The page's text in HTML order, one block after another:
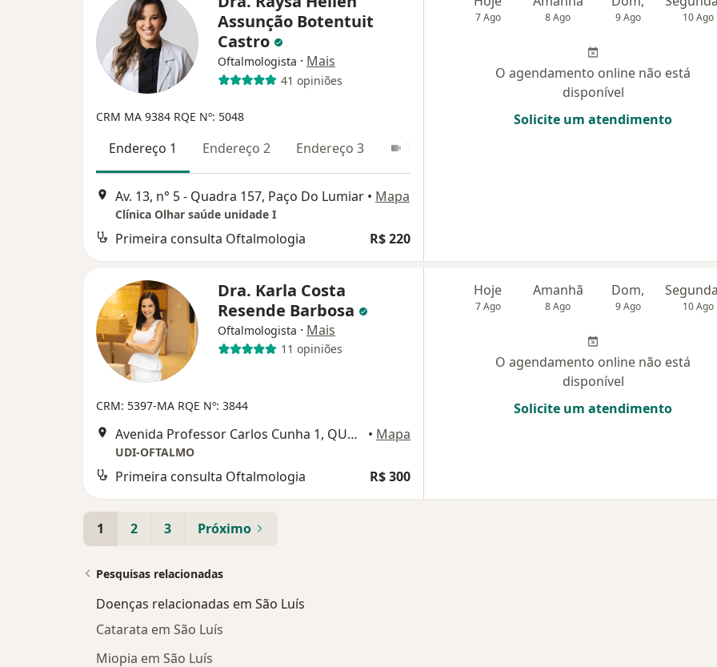
Assunção Botentuit
Castro
Oftalmologista · Mais
41 opiniões
CRM MA 9384 RQE Nº: 5048
Endereço 1 Endereço 2 Endereço 3 Teleconsulta
Av. 13, n° 5 - Quadra 157, Paço Do Lumiar • Mapa
Clínica Olhar saúde unidade I
Primeira consulta Oftalmologia R$ 220
7 Ago 8 Ago 9 Ago 10 Ago
O agendamento online não está
disponível
Solicite um atendimento
Dra. Karla Costa
Resende Barbosa
Oftalmologista · Mais
11 opiniões
CRM: 5397-MA RQE Nº: 3844
Avenida Professor Carlos Cunha 1, QUADRA 07 SALA 101, São Luís • Mapa
UDI-OFTALMO
Primeira consulta Oftalmologia R$ 300
Hoje
7 Ago
Amanhã
8 Ago
Dom,
9 Ago 10 Ago
O agendamento online não está
disponível
Solicite um atendimento
1 2 3 Próximo
Pesquisas relacionadas
Doenças relacionadas em São Luís
Catarata em São Luís
Miopia em São Luís